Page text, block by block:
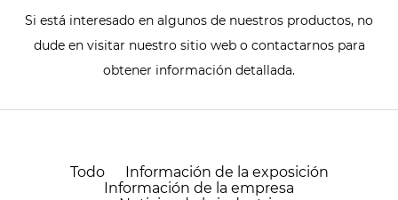
Si está interesado en algunos de nuestros productos, no
dude en visitar nuestro sitio web o contactarnos para
obtener información detallada.
Todo
Información de la exposición
Información de la empresa